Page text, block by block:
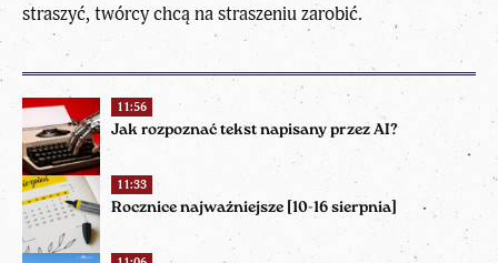
11:56
Jak rozpoznać tekst napisany przez AI?
11:33
Rocznice najważniejsze [10-16 sierpnia]
straszyć, twórcy chcą na straszeniu zarobić.